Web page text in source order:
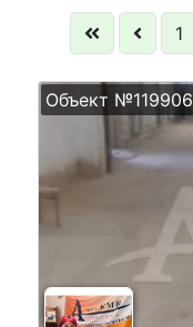
1
Объект №119906